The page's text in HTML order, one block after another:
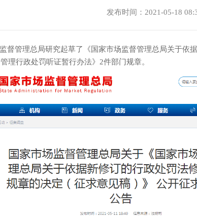
发布时间：2021-05-18
管理总局研究起草了《国家市场监督管理总局关于依
理行政处罚听证暂行办法》2件部门规章。